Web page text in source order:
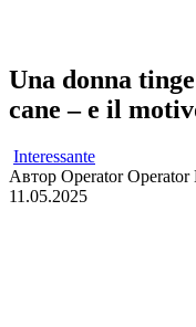
Una donna
cane – e il
Interessante
Автор Operator Operator
11.05.2025